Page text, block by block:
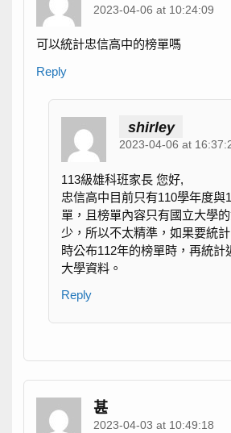
2023-04-06 at 10:24:09
可以統計忠信高中的榜單嗎
Reply
shirley
2023-04-06 at
113級雄科班家長 您好,
忠信高中目前只有110學年度與
單，且榜單內容只有國立大學
少，所以不太精準，如果要統
時公布112年的榜單時，再統計
大學資料。
Reply
甚
2023-04-03 at 10:49:18